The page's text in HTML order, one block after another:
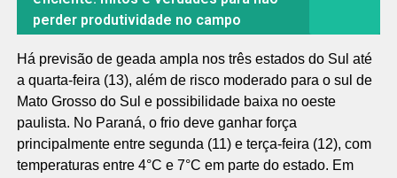
perder produtividade no campo
Há previsão de geada ampla nos três estados do Sul até
a quarta-feira (13), além de risco moderado para o sul de
Mato Grosso do Sul e possibilidade baixa no oeste
paulista. No Paraná, o frio deve ganhar força
principalmente entre segunda (11) e terça-feira (12), com
temperaturas entre 4°C e 7°C em parte do estado. Em